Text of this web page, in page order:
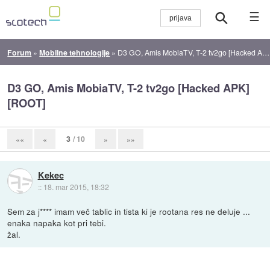
☰
Forum »Mobilne tehnologije » D3 GO, Amis MobiaTV, T-2 tv2go [Hacked APK][ROOT]
D3 GO, Amis MobiaTV, T-2 tv2go [Hacked APK]
[ROOT]
«« « 3 / 10 » »»
Kekec
:: 18. mar 2015, 18:32
Sem za j**** imam več tablic in tista ki je rootana res ne deluje ...
enaka napaka kot pri tebi.
žal.